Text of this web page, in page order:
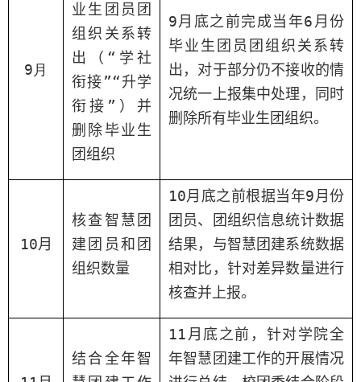
9 月
业生 团员 团
组织关系转
出（ “学社
衔接”“升学
衔接 ” ） 并
删除毕业生
团组织
9月 底之前完成当年6 月份
毕业生团员团组织关系转
出 ，对于部分仍不接收的情
况统一上报集中处理，
同时
删除所有毕业生团组织。
10月
核查智慧团
建 团员和 团
组织数量
10月 底之前根据当年9月份
团员、团组织信息统计数据
结果，与智慧团建系统数据
相对比， 针对差异数量进行
核查并上报。
结合全年智
11 月底之前，针对学院全
年智慧团建工作的开展情况